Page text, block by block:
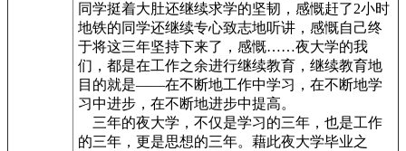
同学挺着大肚还继续求学的坚韧，感慨赶了2小时
地铁的同学还继续专心致志地听讲，感慨自己终
于将这三年坚持下来了，感慨……夜大学的我
们，都是在工作之余进行继续教育，继续教育地
目的就是——在不断地工作中学习，在不断地学
习中进步，在不断地进步中提高。
三年的夜大学，不仅是学习的三年，也是工作
的三年，更是思想的三年。藉此夜大学毕业之